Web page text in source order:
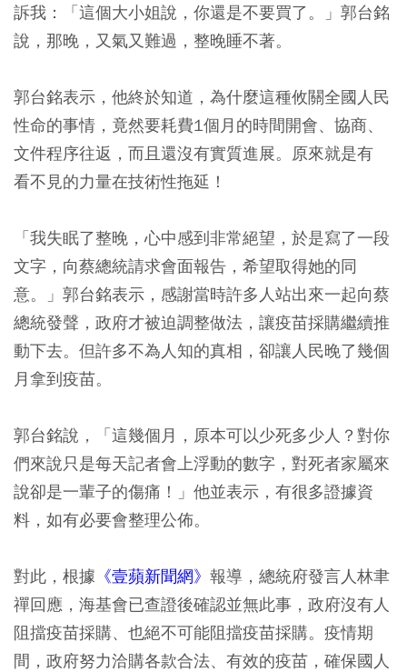
訴我：「這個大小姐說，你還是不要買了。」郭台銘
說，那晚，又氣又難過，整晚睡不著。
郭台銘表示，他終於知道，為什麼這種攸關全國人民
性命的事情，竟然要耗費1個月的時間開會、協商、
文件程序往返，而且還沒有實質進展。原來就是有
看不見的力量在技術性拖延！
「我失眠了整晚，心中感到非常絕望，於是寫了一段
文字，向蔡總統請求會面報告，希望取得她的同
意。」郭台銘表示，感謝當時許多人站出來一起向蔡
總統發聲，政府才被迫調整做法，讓疫苗採購繼續推
動下去。但許多不為人知的真相，卻讓人民晚了幾個
月拿到疫苗。
郭台銘說，「這幾個月，原本可以少死多少人？對你
們來說只是每天記者會上浮動的數字，對死者家屬來
說卻是一輩子的傷痛！」他並表示，有很多證據資
料，如有必要會整理公佈。
對此，根據 《壹蘋新聞網》 報導，總統府發言人林聿
禪回應，海基會已查證後確認並無此事，政府沒有人
阻擋疫苗採購、也絕不可能阻擋疫苗採購。疫情期
間，政府努力洽購各款合法、有效的疫苗，確保國人